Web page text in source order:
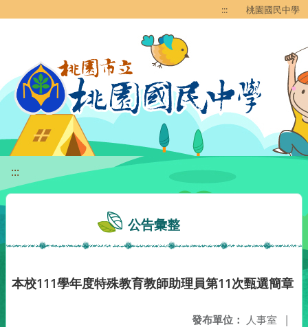
::: 桃園國民中學
:::
公告彙整
本校111學年度特殊教育教師助理員第11次甄選簡章
發布單位： 人事室 |